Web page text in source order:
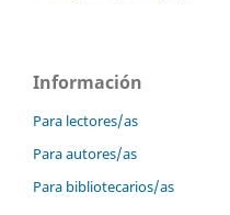
Información
Para lectores/as
Para autores/as
Para bibliotecarios/as